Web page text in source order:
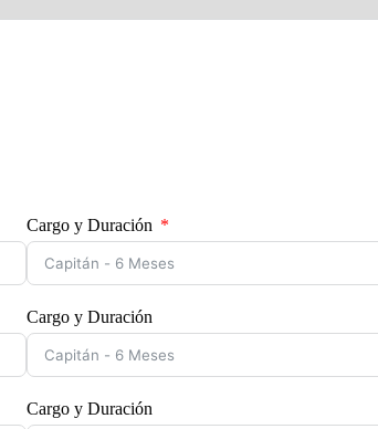
Cargo y Duración
Cargo y Duración
Cargo y Duración